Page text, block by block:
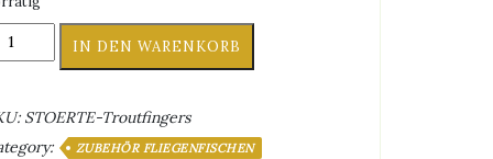
IN DEN WARENKORB
STOERTE-Troutfingers
ZUBEHÖR FLIEGENFISCHEN